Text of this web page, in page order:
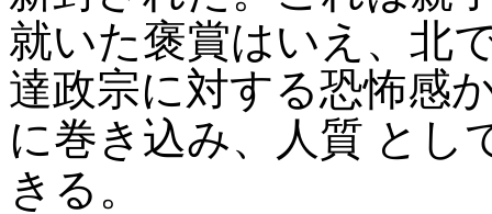
就いた褒賞はいえ、北
達政宗に対する恐怖感
に巻き込み、人質 とし
きる。